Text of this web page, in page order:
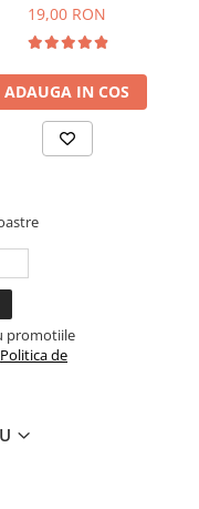
19,00 RON
ADAUGA IN COS
promotiile
Politica de